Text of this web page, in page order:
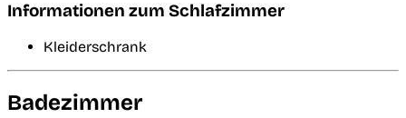
Informationen zum Schlafzimmer
Kleiderschrank
Badezimmer